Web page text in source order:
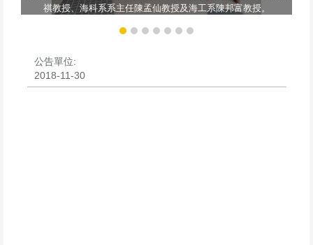
祺教授、海科系系主任陳孟仙教授及海工系陳邦富教授。
公告單位:
2018-11-30